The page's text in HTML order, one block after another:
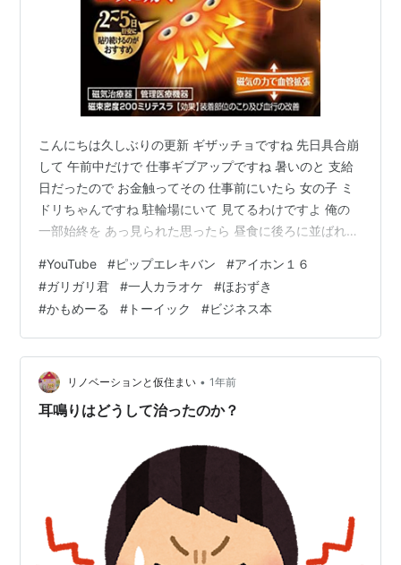
こんにちは久しぶりの更新 ギザッチョですね 先日具合崩
して 午前中だけで 仕事ギブアップですね 暑いのと 支給
日だったので お金触ってその 仕事前にいたら 女の子 ミ
ドリちゃんですね 駐輪場にいて 見てるわけですよ 俺の
一部始終を あっ見られた思ったら 昼食に後ろに並ばれて
を魅了する 男はいいですよ 普通にファッションショー
の最後に出てくる 訳の分からんおっさんはね それデザイ
ナーですね 今日は思いっきり 元気で 頑張りました ユー
チューブも絶好調で これならいいよね 前は一生懸命やっ
た割に ７０００本以上作って ２２万回再生位で 今既…
#YouTube #ピップエレキバン #アイホン１６
#ガリガリ君 #一人カラオケ #ほおずき
#かもめーる # トーイック #ビジネス本
リノベーションと仮住まい • 1年前
耳鳴りはどうして治ったのか？